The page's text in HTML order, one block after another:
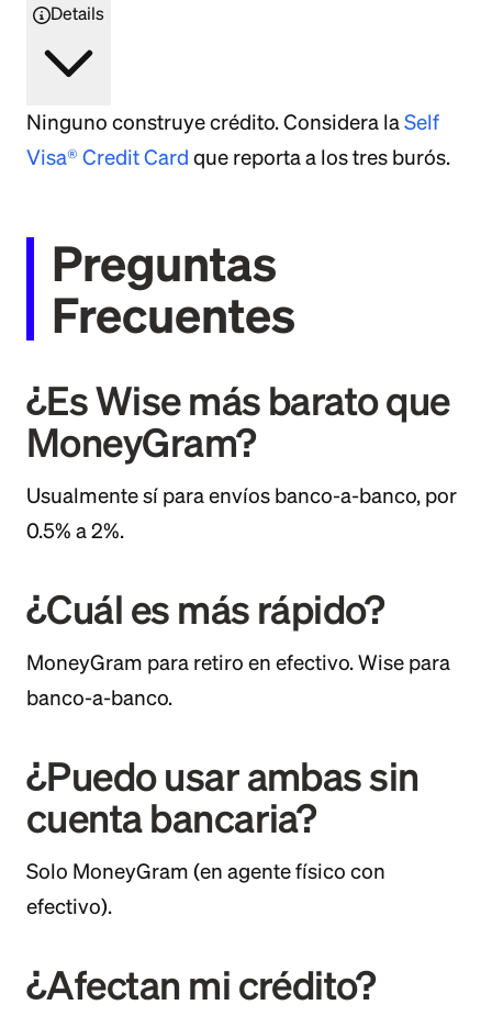
Details
Ninguno construye crédito. Considera laSelf
Visa® Credit Card que reporta a los tres burós.
Preguntas
Frecuentes
¿Es Wise más barato que
MoneyGram?
Usualmente sí para envíos banco-a-banco, por
0.5% a 2%.
¿Cuál es más rápido?
MoneyGram para retiro en efectivo. Wise para
banco-a-banco.
¿Puedo usar ambas sin
cuenta bancaria?
Solo MoneyGram (en agente físico con
efectivo).
¿Afectan mi crédito?